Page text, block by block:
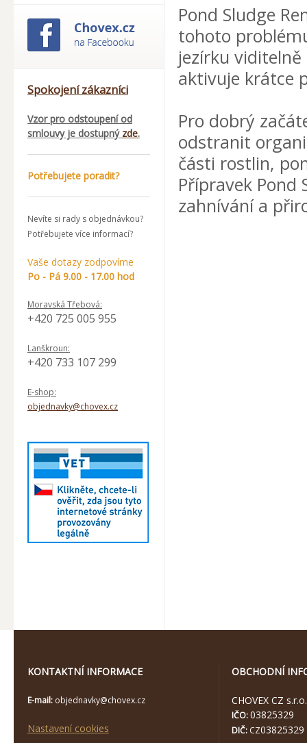
Spokojení zákazníci
Vzor pro odstoupení od
smlouvy je dostupný zde.
Potřebujete poradit?
Nevíte si rady s objednávkou?
Potřebujete více informací?
Vaše dotazy zodpovíme
Po - Pá 9.00 - 17.00 hod
Moravská Třebová:
+420 725 005 955
Lanškroun:
+420 733 107 299
E-shop:
objednavky@chovex.cz
Pond Sludge
tohoto
jezírku
aktivuje krátce
Pro dobrý
odstranit
části rostlin,
Přípravek Pond
zahnívání a
KONTAKTNÍ INFORMACE
E-mail: objednavky@chovex.cz
Nastavení cookies
OBCHODNÍ
CHOVEX CZ s.r.o.
IČO:03825329
DIČ: CZ03825329